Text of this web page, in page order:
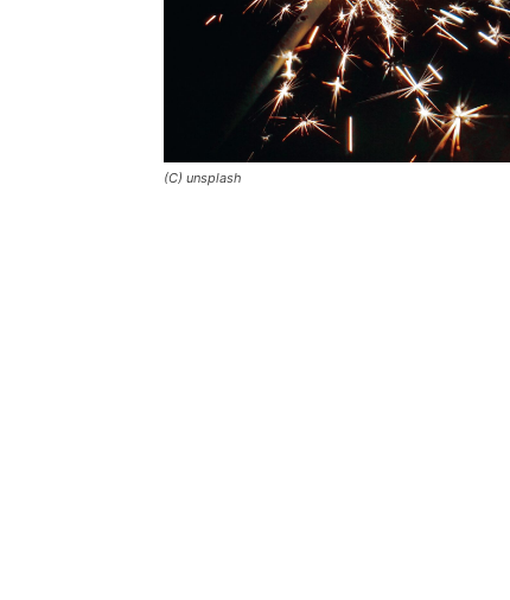
(C) unsplash